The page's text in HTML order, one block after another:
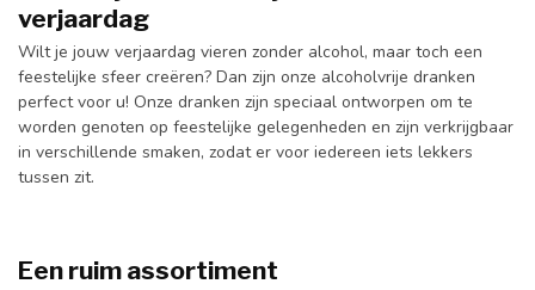
verjaardag
Wilt je jouw verjaardag vieren zonder alcohol, maar toch een
feestelijke sfeer creëren? Dan zijn onze alcoholvrije dranken
perfect voor u! Onze dranken zijn speciaal ontworpen om te
worden genoten op feestelijke gelegenheden en zijn verkrijgbaar
in verschillende smaken, zodat er voor iedereen iets lekkers
tussen zit.
Een ruim assortiment